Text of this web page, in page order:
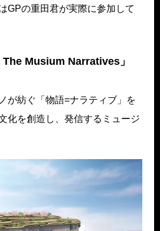
GPの重田君が実際に参加して
The Musium Narratives」
が紡ぐ「物語=ナラティブ」を
化を創造し、発信するミュージ